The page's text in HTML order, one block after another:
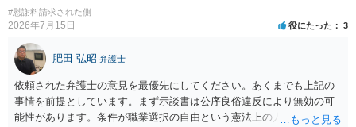
と思います。 そのうえで、合意できるかは、相手も納得できるか
否かにかかってはきますが。 ４ 質問④ ご記載の内容からは判断
できないのですが、 清算条項を記載しないで合意することはリス
クがありますので、むしろ、原則としては、清算条項を記載するべき
であるとお考えいただくといいです。 ご質問に対する回答は以上で
すが、可能であれば、ご依頼になるかは別として、お近くの弁護士に
直接相談されて、 今後の対応についてアドバイス等を求めることを
お勧めいたします。 ご参考にしていただければ幸いです。
#慰謝料請求された側
2026年7月15日 役にたった 3
肥田 弘昭 弁護士
依頼された弁護士の意見を最優先にしてください。あくまでも上記の
事情を前提としています。まず示談書は公序良俗違反により無効の可
能性があります。条件が職業選択の自由という憲法上の人権を侵害し